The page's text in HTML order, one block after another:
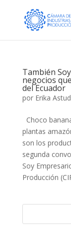
También
negocios
del Ecuador
por Erika
Choco
plantas
son los
segunda
Soy
Producción